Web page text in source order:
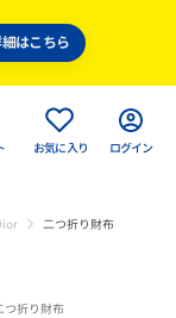
はこちら
お気に入り ログイン
二つ折り財布
つ折り財布